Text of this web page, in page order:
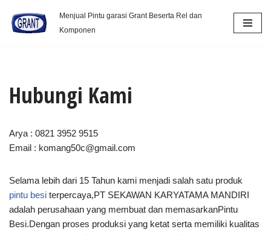
Lompat
Menjual Pintu garasi Grant Beserta Rel dan
Komponen
Hubungi Kami
Arya : 0821 3952 9515
Email : komang50c@gmail.com
Selama lebih dari 15 Tahun kami menjadi salah satu produk
pintu besi terpercaya,PT SEKAWAN KARYATAMA MANDIRI
adalah perusahaan yang membuat dan memasarkanPintu
Besi.Dengan proses produksi yang ketat serta memiliki kualitas